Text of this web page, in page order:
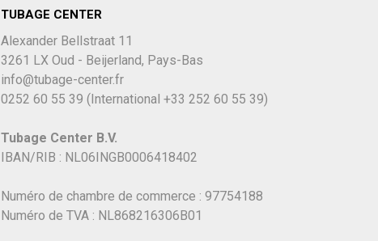
TUBAGE CENTER
Alexander Bellstraat 11
3261 LX Oud - Beijerland, Pays-Bas
info@tubage-center.fr
0252 60 55 39 (International +33 252 60 55 39)
Tubage Center B.V.
IBAN/RIB : NL06INGB0006418402
Numéro de chambre de commerce : 97754188
Numéro de TVA : NL868216306B01